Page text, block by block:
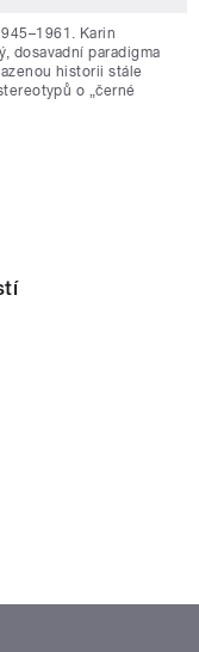
Karin
dosavadní paradigma
historii stále
o „černé